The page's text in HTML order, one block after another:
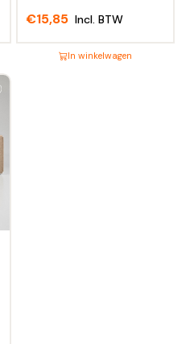
€15,85 Incl. BTW
In winkelwagen